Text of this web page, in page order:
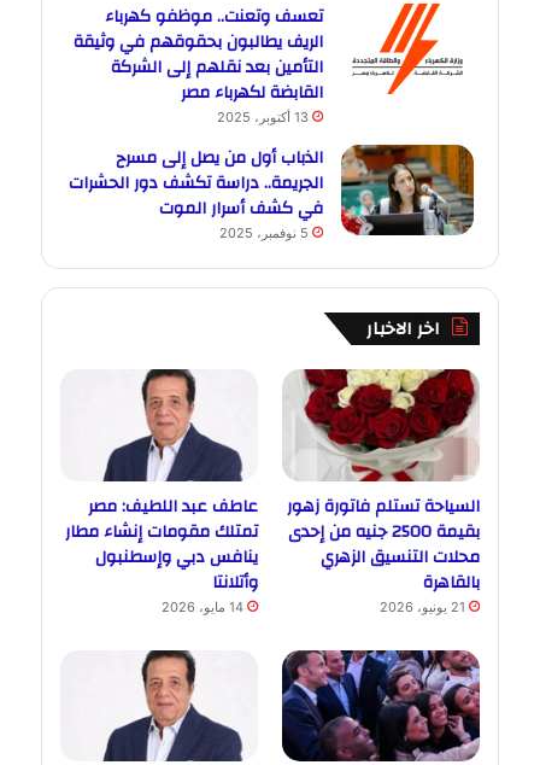
تعسف وتعنت.. موظفو كهرباء
الريف يطالبون بحقوقهم في وثيقة
التأمين بعد نقلهم إلى الشركة
القابضة لكهرباء مصر
13 أكتوبر، 2025
الذباب أول من يصل إلى مسرح
الجريمة.. دراسة تكشف دور الحشرات
في كشف أسرار الموت
5 نوفمبر، 2025
اخر الاخبار
السياحة تستلم فاتورة زهور
بقيمة 2500 جنيه من إحدى
محلات التنسيق الزهري
بالقاهرة
21 يونيو، 2026
عاطف عبد اللطيف: مصر
تمتلك مقومات إنشاء مطار
ينافس دبي وإسطنبول
وأتلانتا
14 مايو، 2026